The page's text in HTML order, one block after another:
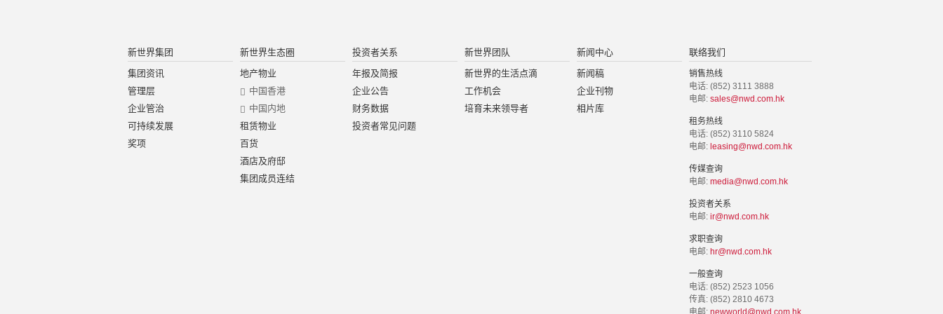
新世界集团
集团资讯
管理层
企业管治
可持续发展
奖项
新世界生态圈
地产物业
中国香港
中国内地
租赁物业
百货
酒店及府邸
集团成员连结
投资者关系
年报及简报
企业公告
财务数据
投资者常见问题
新世界团队
新世界的生活点滴
工作机会
培育未来领导者
新闻中心
新闻稿
企业刊物
相片库
联络我们
销售热线
电话: (852) 3111 3888
电邮: sales@nwd.com.hk
租务热线
电话: (852) 3110 5824
电邮: leasing@nwd.com.hk
传媒查询
电邮: media@nwd.com.hk
投资者关系
电邮: ir@nwd.com.hk
求职查询
电邮: hr@nwd.com.hk
一般查询
电话: (852) 2523 1056
传真: (852) 2810 4673
电邮: newworld@nwd.com.hk